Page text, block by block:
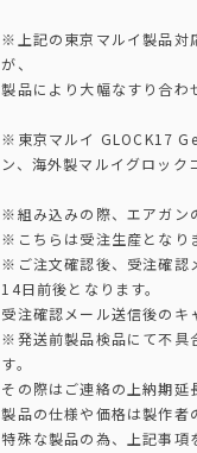
※上記の東京マルイ製品対
が、
製品により大幅なすり合わ
※東京マルイ GLOCK17
ン、海外製マルイグロック
※組み込みの際、エアガン
※こちらは受注生産となり
※ご注文確認後、受注確認
14日前後となります。
受注確認メール送信後のキ
※発送前製品検品にて不具
す。
その際はご連絡の上納期延
製品の仕様や価格は製作者
特殊な製品の為、上記事項